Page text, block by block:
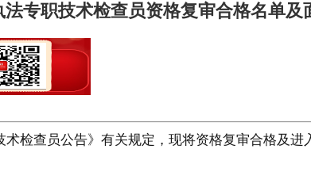
专职技术检查员资格复审合格名单及
检查员公告》有关规定，现将资格复审合格及进